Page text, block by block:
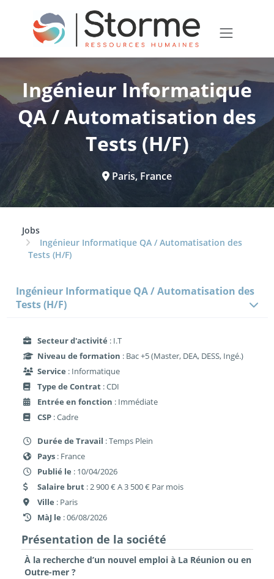
Ingénieur Informatique
QA / Automatisation des
Tests (H/F)
Paris, France
Jobs
Ingénieur Informatique QA / Automatisation des
Tests (H/F)
Ingénieur Informatique QA / Automatisation des
Tests (H/F)
Secteur d'activité : I.T
Niveau de formation : Bac +5 (Master, DEA, DESS, Ingé.)
Service : Informatique
Type de Contrat : CDI
Entrée en fonction : Immédiate
CSP : Cadre
Durée de Travail : Temps Plein
Pays : France
Publié le : 10/04/2026
Salaire brut : 2 900 € A 3 500 € Par mois
Ville : Paris
MàJ le : 06/08/2026
Présentation de la société
À la recherche d’un nouvel emploi à La Réunion ou en
Outre-mer ?